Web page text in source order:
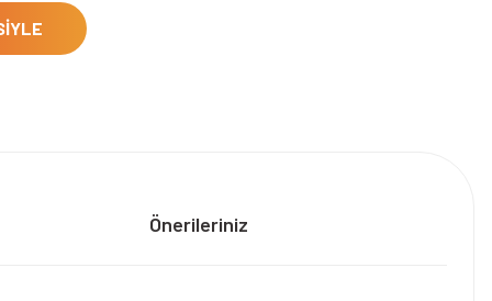
Önerileriniz